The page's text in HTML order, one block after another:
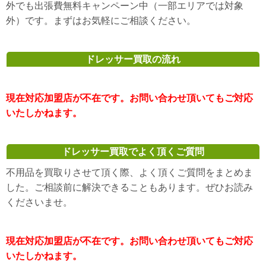
外でも出張費無料キャンペーン中（一部エリアでは対象
外）です。まずはお気軽にご相談ください。
ドレッサー買取の流れ
現在対応加盟店が不在です。お問い合わせ頂いてもご対応
いたしかねます。
ドレッサー買取でよく頂くご質問
不用品を買取りさせて頂く際、よく頂くご質問をまとめま
した。ご相談前に解決できることもあります。ぜひお読み
くださいませ。
現在対応加盟店が不在です。お問い合わせ頂いてもご対応
いたしかねます。